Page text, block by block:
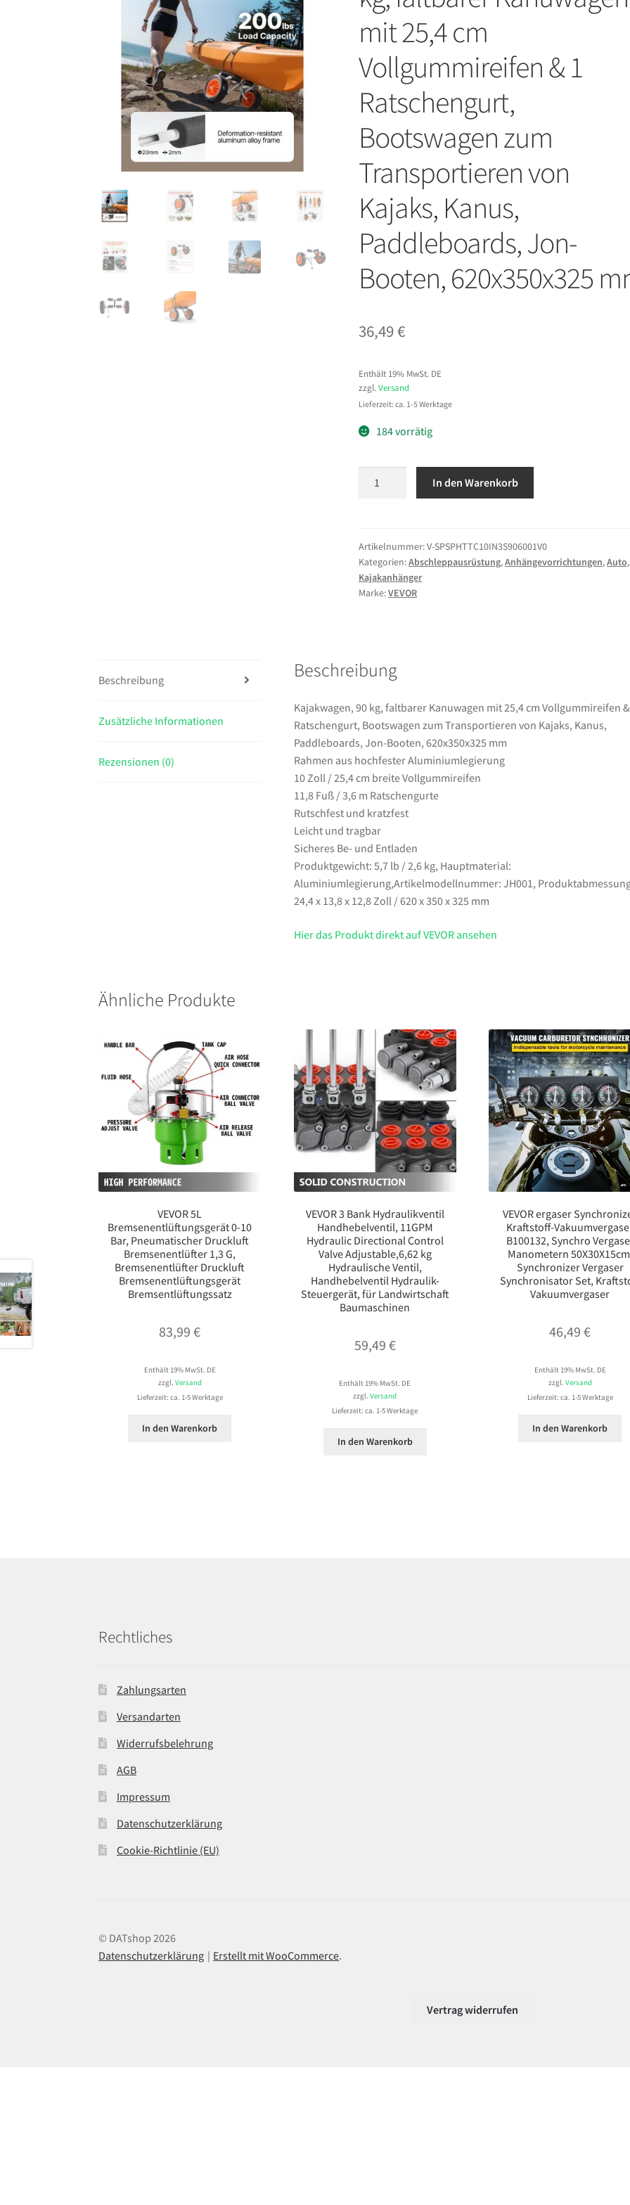
mit 25,4 cm
Vollgummireifen & 1
Ratschengurt,
Bootswagen zum
Transportieren von
Kajaks, Kanus,
Paddleboards, Jon-
Booten, 620x350x325
36,49€
Enthält 19% MwSt. DE
zzgl.Versand
Lieferzeit: ca. 1-5 Werktage
184 vorrätig
faltbarer
Kanuwagen
mit
25,4
1
Bootswagen
zum
Transportieren
von
Kajaks,
Kanus,
Paddleboards,
Jon-
Booten,
620x350x325
mm
Menge
In den Warenkorb
Artikelnummer:V-SPSPHTTC10IN3S906001V0
Kategorien:Abschleppausrüstung,Anhängevorrichtungen,Auto,
Kajakanhänger
Marke:VEVOR
Beschreibung
Zusätzliche Informationen
Rezensionen (0)
Beschreibung
Kajakwagen, 90 kg, faltbarer Kanuwagen mit 25,4 cm Vollgummireifen
Ratschengurt, Bootswagen zum Transportieren von Kajaks, Kanus,
Paddleboards, Jon-Booten, 620x350x325 mm
Rahmen aus hochfester Aluminiumlegierung
10 Zoll / 25,4 cm breite Vollgummireifen
11,8 Fuß / 3,6 m Ratschengurte
Rutschfest und kratzfest
Leicht und tragbar
Sicheres Be- und Entladen
Produktgewicht: 5,7 lb / 2,6 kg, Hauptmaterial:
Aluminiumlegierung,Artikelmodellnummer: JH001,
24,4 x 13,8 x 12,8 Zoll / 620 x 350 x 325 mm
Hier das Produkt direkt auf VEVOR ansehen
Ähnliche Produkte
VEVOR 5L
Bremsenentlüftungsgerät 0-10
Bar, Pneumatischer Druckluft
Bremsenentlüfter 1,3 G,
Bremsenentlüfter Druckluft
Bremsenentlüftungsgerät
Bremsentlüftungssatz
83,99€
Enthält 19% MwSt. DE
zzgl. Versand
Lieferzeit: ca. 1-5 Werktage
In den Warenkorb
VEVOR 3 Bank Hydraulikventil
Handhebelventil, 11GPM
Hydraulic Directional Control
Valve Adjustable,6,62 kg
Hydraulische Ventil,
Handhebelventil Hydraulik-
Steuergerät, für Landwirtschaft
Baumaschinen
59,49 €
Enthält 19% MwSt. DE
zzgl.Versand
Lieferzeit: ca. 1-5 Werktage
In den Warenkorb
VEVOR ergaser
Kraftstoff-
B100132, Synchro
Manometern
Synchronizer Vergaser
Synchronisator Set,
Vakuumvergaser
46,49€
Enthält 19% MwSt. DE
zzgl. Versand
Lieferzeit: ca. 1-5 Werktage
In den Warenkorb
Rechtliches
Zahlungsarten
Versandarten
Widerrufsbelehrung
AGB
Impressum
Datenschutzerklärung
Cookie-Richtlinie (EU)
© DATshop 2026
Datenschutzerklärung
Erstellt mit WooCommerce.
Vertrag widerrufen